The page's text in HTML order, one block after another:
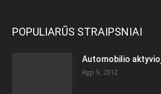
POPULIARŪS STRAIPSNIAI
Automobilio
Rgp 9, 2012